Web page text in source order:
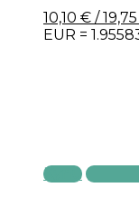
10,10 € /
EUR =
Купи